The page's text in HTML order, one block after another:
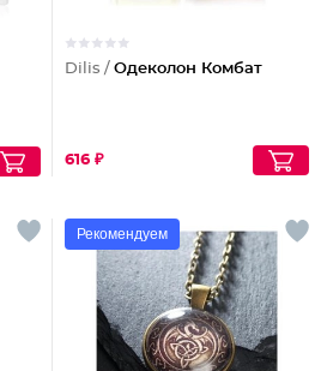
Dilis / Одеколон Комбат
616 ₽
Рекомендуем